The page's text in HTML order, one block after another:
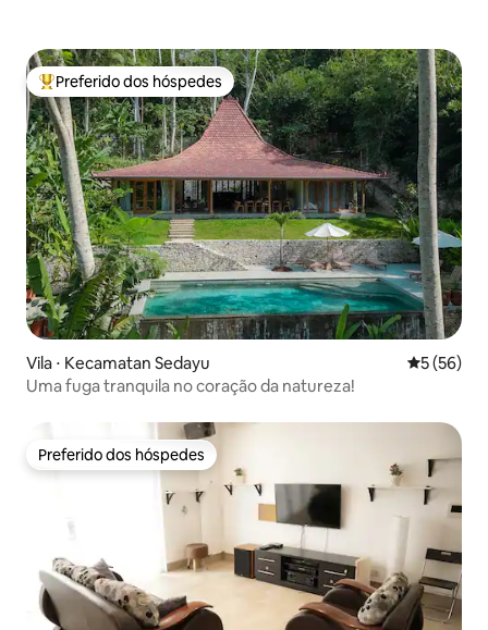
Entre os melhores preferidos dos hóspedes
Preferido dos hóspedes
Vila ⋅ Kecamatan Sedayu 5 de uma
5 (56)
Uma fuga tranquila no coração da natureza!
Preferido dos hóspedes
Preferido dos hóspedes